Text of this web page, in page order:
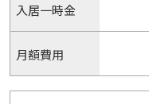
入居一時金
月額費用